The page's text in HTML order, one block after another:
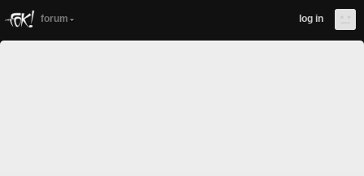
forum log in